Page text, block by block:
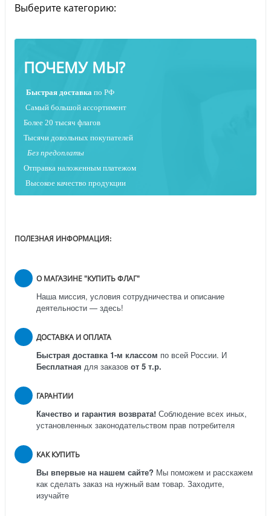
Выберите категорию:
ПОЧЕМУ МЫ?
Быстрая доставка по РФ
Самый большой ассортимент
Более 20 тысяч флагов
Тысячи довольных покупателей
Без предоплаты
Отправка наложенным платежом
Высокое качество продукции
ПОЛЕЗНАЯ ИНФОРМАЦИЯ:
О МАГАЗИНЕ "КУПИТЬ ФЛАГ"
Наша миссия, условия сотрудничества и описание
деятельности — здесь!
ДОСТАВКА И ОПЛАТА
Быстрая доставка 1-м классом по всей России. И
Бесплатная для заказов от 5 т.р.
ГАРАНТИИ
Качество и гарантия возврата! Соблюдение всех иных,
установленных законодательством прав потребителя
КАК КУПИТЬ
Вы впервые на нашем сайте? Мы поможем и расскажем
как сделать заказ на нужный вам товар. Заходите,
изучайте